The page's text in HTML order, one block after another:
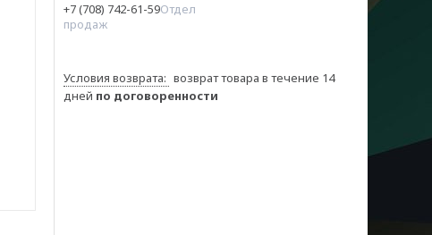
+7 (708) 742-61-59Отдел
продаж
возврат товара в течение 14
дней по договоренности